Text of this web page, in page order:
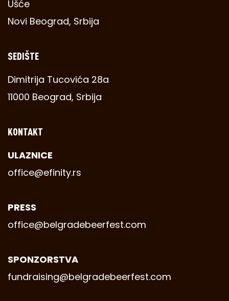
Ušće
Novi Beograd, Srbija
SEDIŠTE
Dimitrija Tucovića 28a
11000 Beograd, Srbija
KONTAKT
ULAZNICE
office@efinity.rs
PRESS
office@belgradebeerfest.com
SPONZORSTVA
fundraising@belgradebeerfest.com